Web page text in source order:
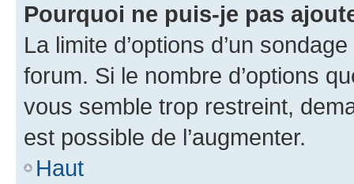
Pourquoi ne puis-je pas
La limite d’options d’un
forum. Si le nombre d’options
vous semble trop restreint,
est possible de l’augmenter.
Haut